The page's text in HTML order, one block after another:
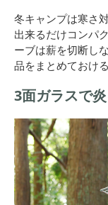
冬キャンプは寒さ
出来るだけコンパ
ーブは薪を切断し
品をまとめておけ
3面ガラスで